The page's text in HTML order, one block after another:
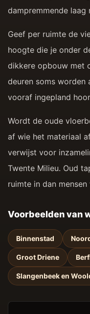
dampremmende laag
Geef per ruimte de
hoogte die je onder
dikkere opbouw met
deuren soms
vooraf ingepland
Wordt de oude
af wie het materiaal
verwijst voor
Twente Milieu. Oud
ruimte in dan
Voorbeelden van
Binnenstad
Groot Driene
Slangenbeek en